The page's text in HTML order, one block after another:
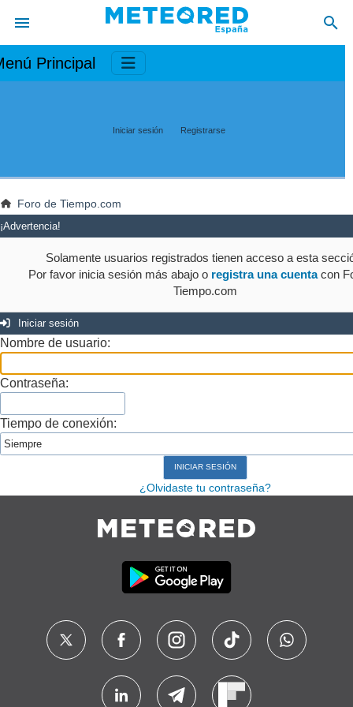
Principal
Iniciar sesión Registrarse
Foro de Tiempo.com
¡Advertencia!
Solamente usuarios registrados tienen acceso a esta
Por favor inicia sesión más abajo o registra una cuentacon
Tiempo.com
Iniciar sesión
Nombre de usuario:
Contraseña:
Tiempo de conexión:
¿Olvidaste tu contraseña?